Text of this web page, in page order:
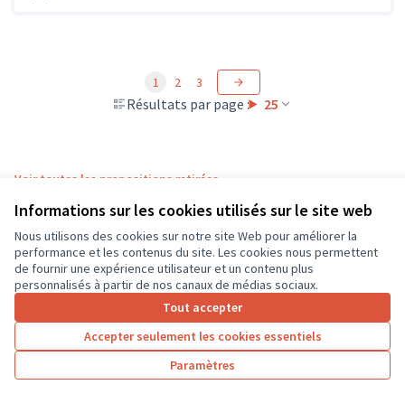
Informations sur les cookies utilisés sur le site web
Nous utilisons des cookies sur notre site Web pour améliorer la
performance et les contenus du site. Les cookies nous permettent
de fournir une expérience utilisateur et un contenu plus
personnalisés à partir de nos canaux de médias sociaux.
Tout accepter
Accepter seulement les cookies essentiels
Paramètres
Résultats par page : 25
1 2 3
Voir toutes les propositions retirées
Conditions d'utilisation
Paramètres des cookies
CD37 sur X
(Lien externe)
CD37 sur Facebook
CD37 sur Instagram
CD37 sur YouTube
(Lien externe)
Site réalisé grâce aulogiciel libre Decidim .
Licence
(Lien